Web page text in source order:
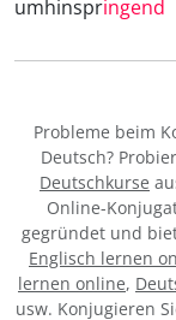
umhinspringend
Probleme beim
Deutsch?
Deutschkurse
Online-
gegründet und
Englisch lernen
lernen online,
usw. Konjugieren